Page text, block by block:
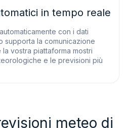
in tempo reale
con i dati
supporta la comunicazione
vostra piattaforma mostri
e le previsioni più
meteo di